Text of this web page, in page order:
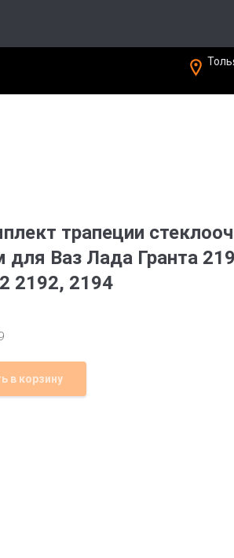
трапеции
Ваз Лада Гранта
2192, 2194
в корзину